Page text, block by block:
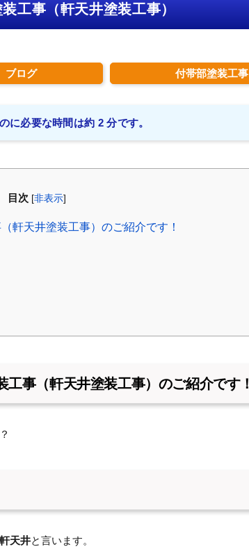
工事（軒天井塗装工事）
ブログ 付帯部塗装工事
に必要な時間は約 2 分です。
目次 [非表示]
軒天井塗装工事）のご紹介です！
事（軒天井塗装工事）のご紹介です！
軒天井と言います。